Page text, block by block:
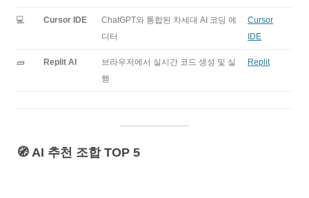
💻 Cursor IDE
ChatGPT와 통합된 차세대 AI 코딩 에
디터
Cursor
IDE
🧱 Replit AI
브라우저에서 실시간 코드 생성 및 실
행
Replit
🧭 AI 추천 조합 TOP 5